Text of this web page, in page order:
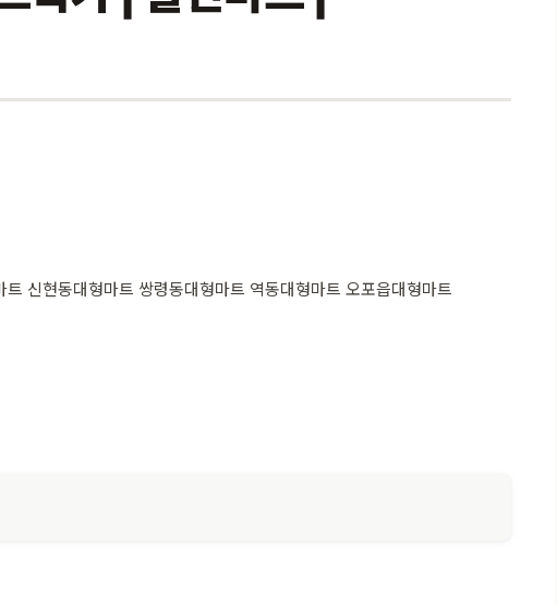
신현동대형마트 쌍령동대형마트 역동대형마트 오포읍대형마트